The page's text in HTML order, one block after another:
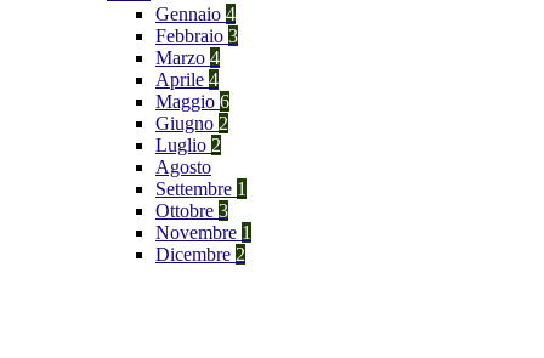
Gennaio 4
Febbraio 3
Marzo 4
Aprile 4
Maggio 6
Giugno 2
Luglio 2
Agosto
Settembre 1
Ottobre 3
Novembre 1
Dicembre 2